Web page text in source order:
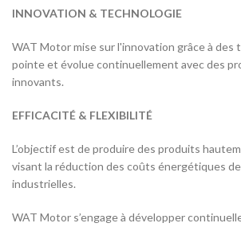
INNOVATION & TECHNOLOGIE
WAT Motor mise sur l'innovation grâce à des
pointe et évolue continuellement avec des
innovants.
EFFICACITÉ & FLEXIBILITÉ
L’objectif est de produire des produits
visant la réduction des coûts énergétiques
industrielles.
WAT Motor s’engage à développer